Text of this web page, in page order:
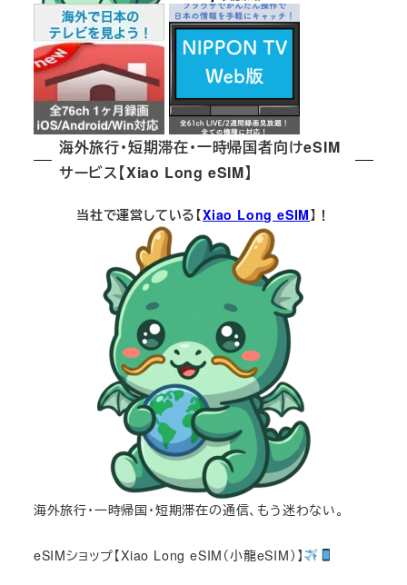
海外旅行・短期滞在・一時帰国者向けeSIM
サービス【Xiao Long eSIM】
当社で運営している【Xiao Long eSIM】！
海外旅行・一時帰国・短期滞在の通信、もう迷わない。
eSIMショップ【Xiao Long eSIM（小龍eSIM）】